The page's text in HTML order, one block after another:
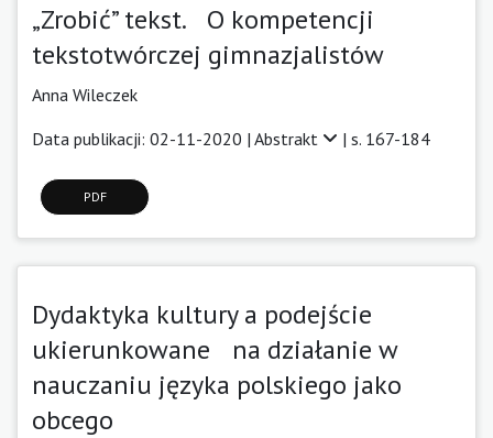
„Zrobić” tekst. O kompetencji
tekstotwórczej gimnazjalistów
Anna Wileczek
Data publikacji: 02-11-2020 | Abstrakt | s. 167-184
PDF
Dydaktyka kultury a podejście
ukierunkowane na działanie w
nauczaniu języka polskiego jako
obcego